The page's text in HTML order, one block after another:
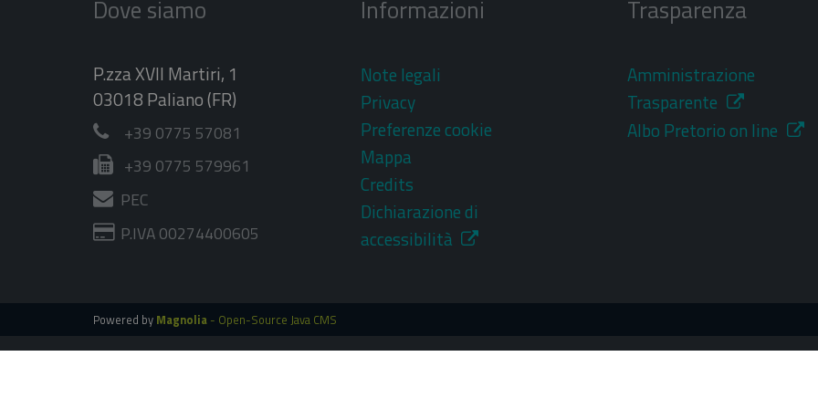
Dove siamo
P.zza XVII Martiri, 1
03018 Paliano (FR)
+39 0775 57081
+39 0775 579961
PEC
P.IVA 00274400605
Informazioni
Note legali
Privacy
Preferenze cookie
Mappa
Credits
Dichiarazione di
accessibilità
Trasparenza
Amministrazione
Trasparente
Albo Pretorio on line
Powered by Magnolia - Open-Source Java CMS